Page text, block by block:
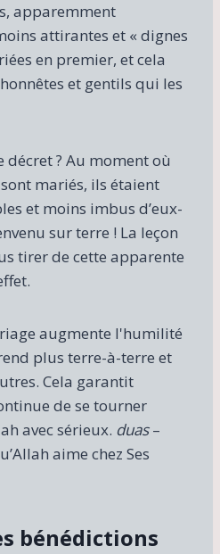
apparemment
attirantes et « dignes
en premier, et cela
et gentils qui les
décret ? Au moment où
mariés, ils étaient
et moins imbus d’eux-
sur terre ! La leçon
tirer de cette apparente
augmente l'humilité
plus terre-à-terre et
Cela garantit
de se tourner
avec sérieux. duas–
aime chez Ses
bénédictions